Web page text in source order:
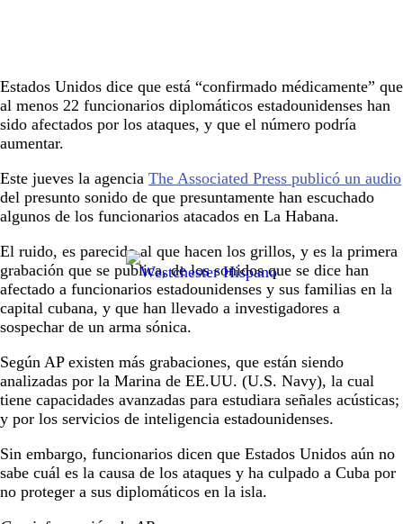
Estados Unidos dice que está “confirmado médicamente” que
al menos 22 funcionarios diplomáticos estadounidenses han
sido afectados por los ataques, y que el número podría
aumentar.
Este jueves la agencia The Associated Press publicó un audio
del presunto sonido de que presuntamente han escuchado
algunos de los funcionarios atacados en La Habana.
El ruido, es parecido al que hacen los grillos, y es la primera
grabación que se publica, de los sonidos que se dice han
afectado a funcionarios estadounidenses y sus familias en la
capital cubana, y que han llevado a investigadores a
sospechar de un arma sónica.
Según AP existen más grabaciones, que están siendo
analizadas por la Marina de EE.UU. (U.S. Navy), la cual
tiene capacidades avanzadas para estudiara señales acústicas;
y por los servicios de inteligencia estadounidenses.
Sin embargo, funcionarios dicen que Estados Unidos aún no
sabe cuál es la causa de los ataques y ha culpado a Cuba por
no proteger a sus diplomáticos en la isla.